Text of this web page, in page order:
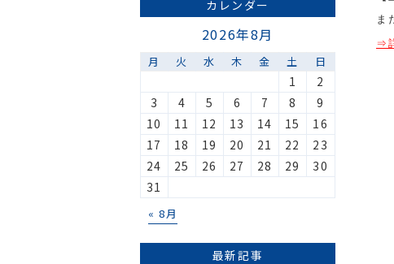
ま
⇒
カレンダー
2026年8月
月 火 水 木 金 土 日
« 8月
1
2
3
4 5 6 7 8
9
10
11 12 13 14 15
16
17
18 19 20 21 22
23
24
25 26 27 28 29
30
31
最新記事